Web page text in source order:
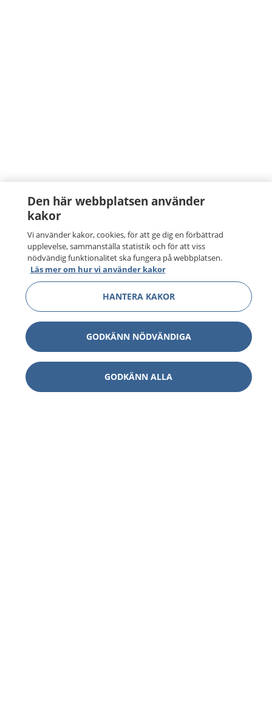
Den här webbplatsen använder
kakor
Vi använder kakor, cookies, för att ge dig en förbättrad
upplevelse, sammanställa statistik och för att viss
nödvändig funktionalitet ska fungera på webbplatsen.
Läs mer om hur vi använder kakor
HANTERA KAKOR
GODKÄNN NÖDVÄNDIGA
GODKÄNN ALLA